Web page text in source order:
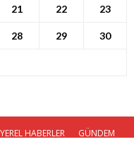
21 22 23
28 29 30
YEREL HABERLER
GÜNDEM